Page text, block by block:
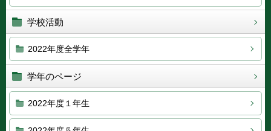
学校活動
2022年度全学年
学年のページ
2022年度１年生